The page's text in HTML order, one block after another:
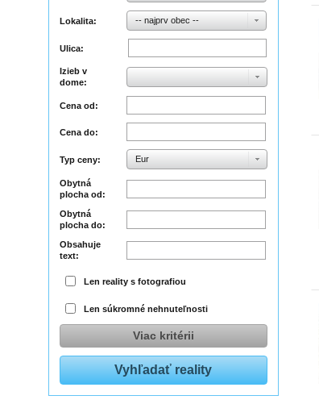
Lokalita: -- najprv obec --
Ulica:
Izieb v
dome:
Cena od:
Cena do:
Typ ceny: Eur
Obytná
plocha od:
Obytná
plocha do:
Obsahuje
text:
Len reality s fotografiou
Len súkromné nehnuteľnosti
Viac kritérii